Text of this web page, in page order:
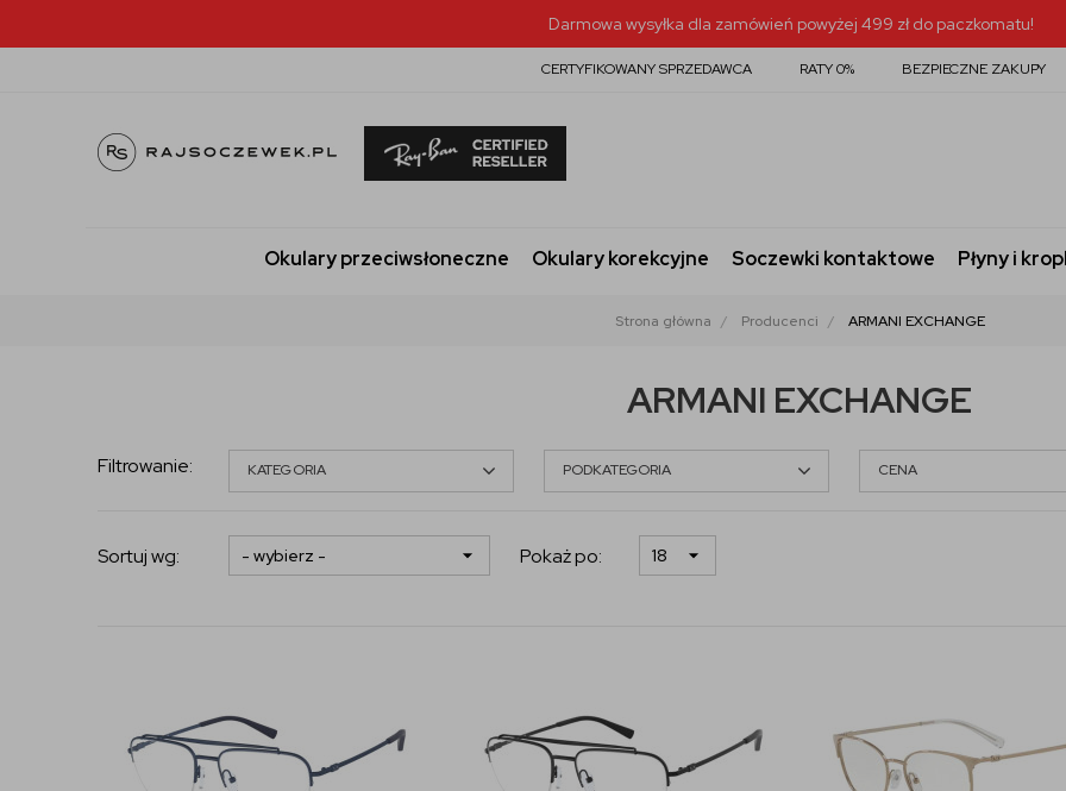
Darmowa wysyłka dla zamówień powyżej 499 zł do paczkomatu!
CERTYFIKOWANY SPRZEDAWCA RATY 0% BEZPIECZNE ZAKUPY
Okulary przeciwsłoneczne Okulary korekcyjne Soczewki kontaktowe Płyny i
Strona główna Producenci ARMANI EXCHANGE
ARMANI EXCHANGE
Filtrowanie: KATEGORIA PODKATEGORIA CENA
Sortuj wg: Pokaż po: